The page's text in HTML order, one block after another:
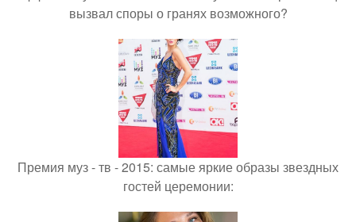
вызвал споры о гранях возможного?
Премия муз - тв - 2015: самые яркие образы звездных
гостей церемонии: